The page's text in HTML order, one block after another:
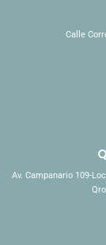
Calle
Av. Campanario 109-